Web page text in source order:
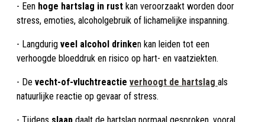
- Een hoge hartslag in rust kan veroorzaakt worden door
stress, emoties, alcoholgebruik of lichamelijke inspanning.
- Langdurig veel alcohol drinken kan leiden tot een
verhoogde bloeddruk en risico op hart- en vaatziekten.
- De vecht-of-vluchtreactie verhoogt de hartslag als
natuurlijke reactie op gevaar of stress.